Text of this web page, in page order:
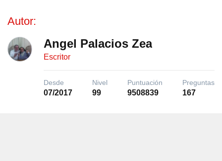
Autor:
Angel Palacios Zea
Escritor
Desde
07/2017
Nivel
99
Puntuación
9508839
Preguntas
167